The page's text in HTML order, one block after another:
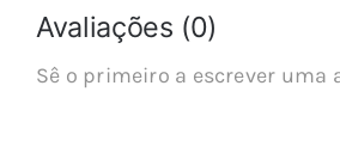
Avaliações (0)
Sê o primeiro a escrever uma